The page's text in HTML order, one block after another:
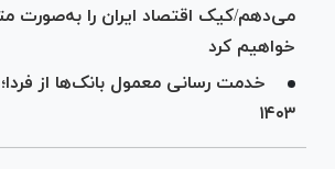
می‌دهم/کیک اقتصاد ایران را به‌صورت
خواهیم کرد
۱۴۰۳